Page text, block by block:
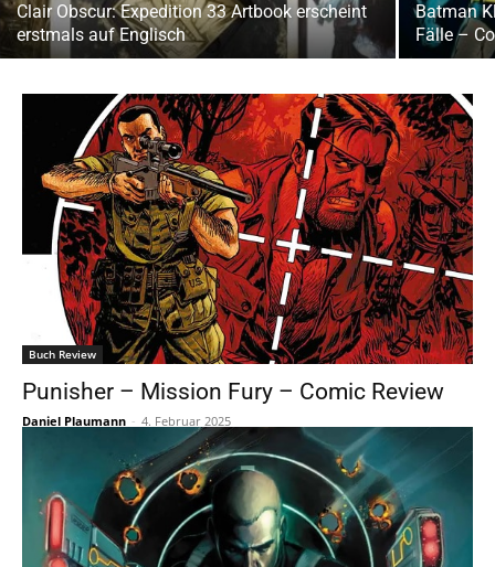
Clair Obscur: Expedition 33 Artbook erscheint
erstmals auf Englisch
Batman
Fälle –
Buch Review
Punisher – Mission Fury – Comic Review
Daniel Plaumann - 4. Februar 2025